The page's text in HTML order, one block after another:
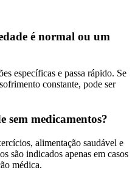
é normal ou um
específicas e passa rápido. Se
constante, pode ser
sem medicamentos?
alimentação saudável e
são indicados apenas em casos
médica.